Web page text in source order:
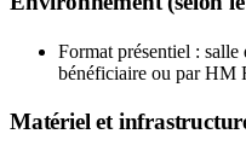
Format présentiel :
bénéficiaire ou par HM
Matériel et